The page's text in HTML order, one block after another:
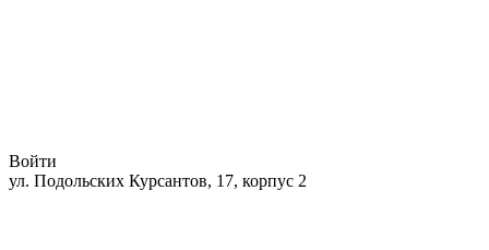
Войти
ул. Подольских Курсантов, 17, корпус 2